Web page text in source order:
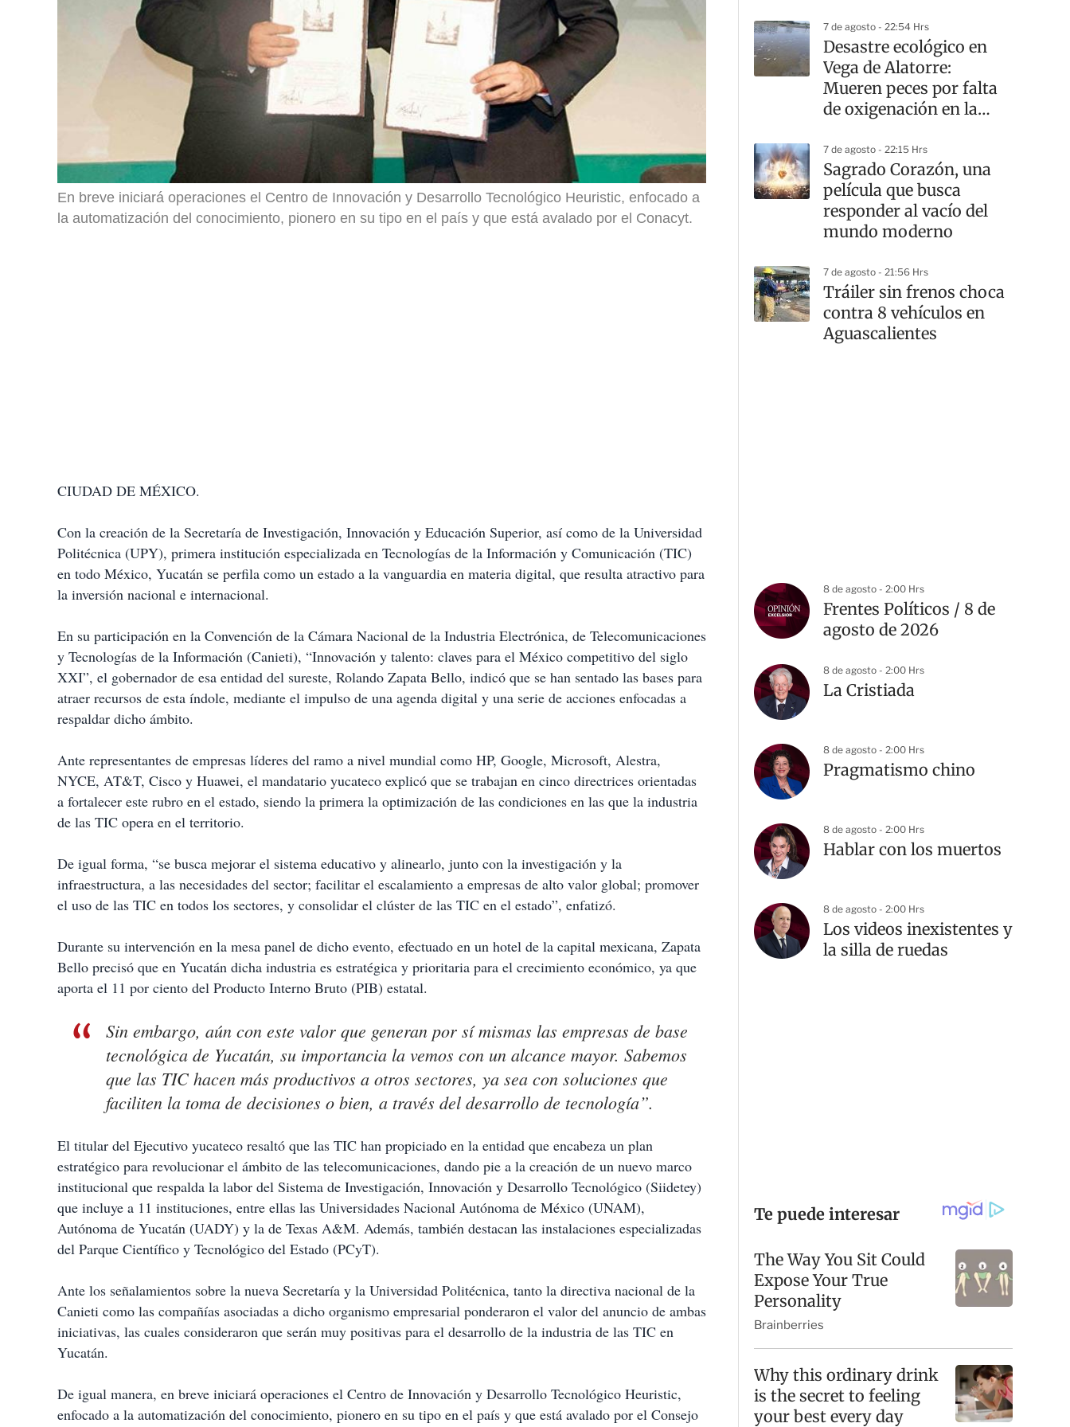
En breve iniciará operaciones el Centro de Innovación y Desarrollo Tecnológico Heuristic, enfocado a
la automatización del conocimiento, pionero en su tipo en el país y que está avalado por el Conacyt.
CIUDAD DE MÉXICO.
Con la creación de la Secretaría de Investigación, Innovación y Educación Superior, así como de la Universidad
Politécnica (UPY), primera institución especializada en Tecnologías de la Información y Comunicación (TIC)
en todo México, Yucatán se perfila como un estado a la vanguardia en materia digital, que resulta atractivo para
la inversión nacional e internacional.
En su participación en la Convención de la Cámara Nacional de la Industria Electrónica, de Telecomunicaciones
y Tecnologías de la Información (Canieti), “Innovación y talento: claves para el México competitivo del siglo
XXI”, el gobernador de esa entidad del sureste, Rolando Zapata Bello, indicó que se han sentado las bases para
atraer recursos de esta índole, mediante el impulso de una agenda digital y una serie de acciones enfocadas a
respaldar dicho ámbito.
Ante representantes de empresas líderes del ramo a nivel mundial como HP, Google, Microsoft, Alestra,
NYCE, AT&T, Cisco y Huawei, el mandatario yucateco explicó que se trabajan en cinco directrices orientadas
a fortalecer este rubro en el estado, siendo la primera la optimización de las condiciones en las que la industria
de las TIC opera en el territorio.
De igual forma, “se busca mejorar el sistema educativo y alinearlo, junto con la investigación y la
infraestructura, a las necesidades del sector; facilitar el escalamiento a empresas de alto valor global; promover
el uso de las TIC en todos los sectores, y consolidar el clúster de las TIC en el estado”, enfatizó.
Durante su intervención en la mesa panel de dicho evento, efectuado en un hotel de la capital mexicana, Zapata
Bello precisó que en Yucatán dicha industria es estratégica y prioritaria para el crecimiento económico, ya que
aporta el 11 por ciento del Producto Interno Bruto (PIB) estatal.
Sin embargo, aún con este valor que generan por sí mismas las empresas de base
tecnológica de Yucatán, su importancia la vemos con un alcance mayor. Sabemos
que las TIC hacen más productivos a otros sectores, ya sea con soluciones que
faciliten la toma de decisiones o bien, a través del desarrollo de tecnología”.
El titular del Ejecutivo yucateco resaltó que las TIC han propiciado en la entidad que encabeza un plan
estratégico para revolucionar el ámbito de las telecomunicaciones, dando pie a la creación de un nuevo marco
institucional que respalda la labor del Sistema de Investigación, Innovación y Desarrollo Tecnológico (Siidetey)
que incluye a 11 instituciones, entre ellas las Universidades Nacional Autónoma de México (UNAM),
Autónoma de Yucatán (UADY) y la de Texas A&M. Además, también destacan las instalaciones especializadas
del Parque Científico y Tecnológico del Estado (PCyT).
Ante los señalamientos sobre la nueva Secretaría y la Universidad Politécnica, tanto la directiva nacional de la
Canieti como las compañías asociadas a dicho organismo empresarial ponderaron el valor del anuncio de ambas
iniciativas, las cuales consideraron que serán muy positivas para el desarrollo de la industria de las TIC en
Yucatán.
De igual manera, en breve iniciará operaciones el Centro de Innovación y Desarrollo Tecnológico Heuristic,
enfocado a la automatización del conocimiento, pionero en su tipo en el país y que está avalado por el Consejo
7 de agosto - 22:54 Hrs
Desastre ecológico en
Vega de Alatorre:
Mueren peces por falta
de oxigenación en la
7 de agosto - 22:15 Hrs
Sagrado Corazón, una
película que busca
responder al vacío del
mundo moderno
7 de agosto - 21:56 Hrs
Tráiler sin frenos choca
contra 8 vehículos en
Aguascalientes
8 de agosto - 2:00 Hrs
Frentes Políticos / 8 de
agosto de 2026
8 de agosto - 2:00 Hrs
La Cristiada
8 de agosto - 2:00 Hrs
Pragmatismo chino
8 de agosto - 2:00 Hrs
Hablar con los muertos
8 de agosto - 2:00 Hrs
Los videos inexistentes y
la silla de ruedas